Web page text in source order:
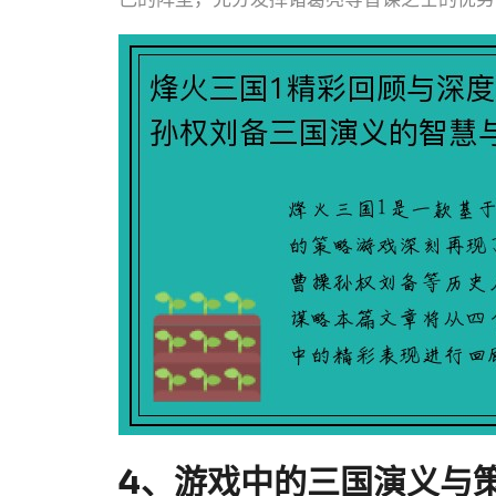
4、游戏中的三国演义与